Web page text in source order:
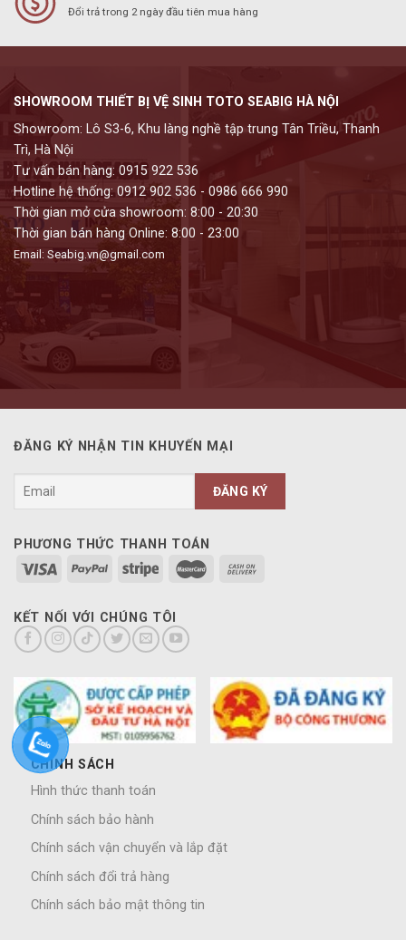
Đổi trả trong 2 ngày đầu tiên mua hàng
SHOWROOM THIẾT BỊ VỆ SINH TOTO SEABIG HÀ NỘI
Showroom: Lô S3-6, Khu làng nghề tập trung Tân Triều, Thanh
Trì, Hà Nội
Tư vấn bán hàng: 0915 922 536
Hotline hệ thống: 0912 902 536 - 0986 666 990
Thời gian mở cửa showroom: 8:00 - 20:30
Thời gian bán hàng Online: 8:00 - 23:00
Email: Seabig.vn@gmail.com
ĐĂNG KÝ NHẬN TIN KHUYẾN MẠI
PHƯƠNG THỨC THANH TOÁN
KẾT NỐI VỚI CHÚNG TÔI
CHÍNH SÁCH
Hình thức thanh toán
Chính sách bảo hành
Chính sách vận chuyển và lắp đặt
Chính sách đổi trả hàng
Chính sách bảo mật thông tin